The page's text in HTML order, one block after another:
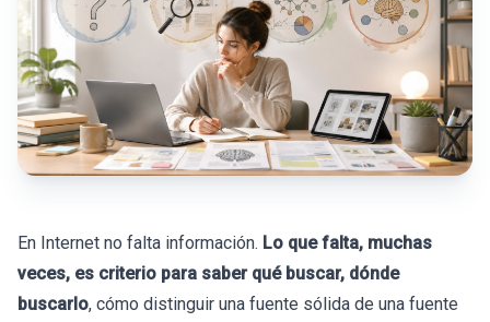
En Internet no falta información. Lo que falta, muchas
veces, es criterio para saber qué buscar, dónde
buscarlo, cómo distinguir una fuente sólida de una fuente